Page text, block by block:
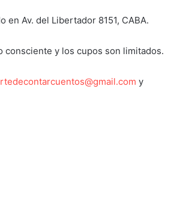
en Av. del Libertador 8151, CABA.
y los cupos son limitados.
y